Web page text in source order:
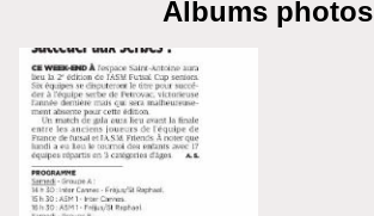
Albums photos